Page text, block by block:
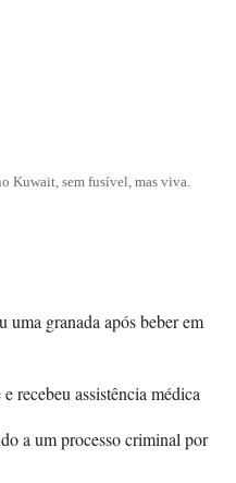
Kuwait, sem fusível, mas viva.
uma granada após beber em
recebeu assistência médica
a um processo criminal por